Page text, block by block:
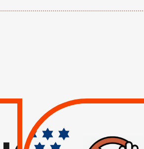
RESPECT DU DROIT
INTERNATIONAL ?